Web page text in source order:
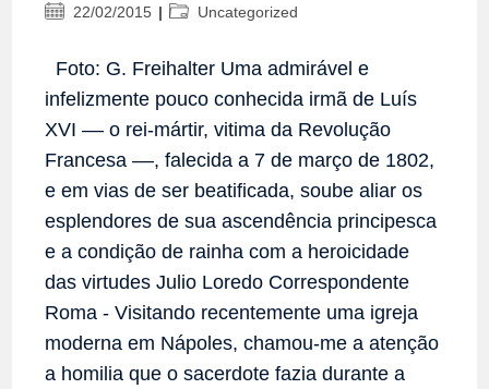
Post22/02/2015
Categoria
post:
Uncategorized
Foto: G. Freihalter Uma admirável e
infelizmente pouco conhecida irmã de Luís
XVI –– o rei-mártir, vitima da Revolução
Francesa ––, falecida a 7 de março de 1802,
e em vias de ser beatificada, soube aliar os
esplendores de sua ascendência principesca
e a condição de rainha com a heroicidade
das virtudes Julio Loredo Correspondente
Roma - Visitando recentemente uma igreja
moderna em Nápoles, chamou-me a atenção
a homilia que o sacerdote fazia durante a